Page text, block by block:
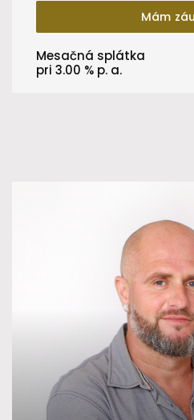
Mám
Mesačná splátka
pri 3.00 % p. a.